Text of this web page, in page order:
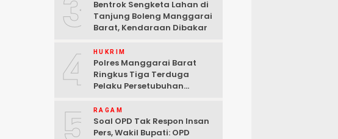
3
Bentrok Sengketa Lahan di
Tanjung Boleng Manggarai
Barat, Kendaraan Dibakar
4 HUKRIM
Polres Manggarai Barat
Ringkus Tiga Terduga
Pelaku Persetubuhan
Bajo
RAGAM
Soal OPD Tak Respon Insan
Pers, Wakil Bupati: OPD